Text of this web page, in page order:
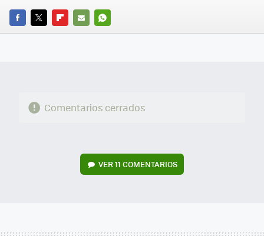
FACEBOOK
TWITTERFLIPBOARD
E-
WHATSAPP
Comentarios cerrados
VER11 COMENTARIOS